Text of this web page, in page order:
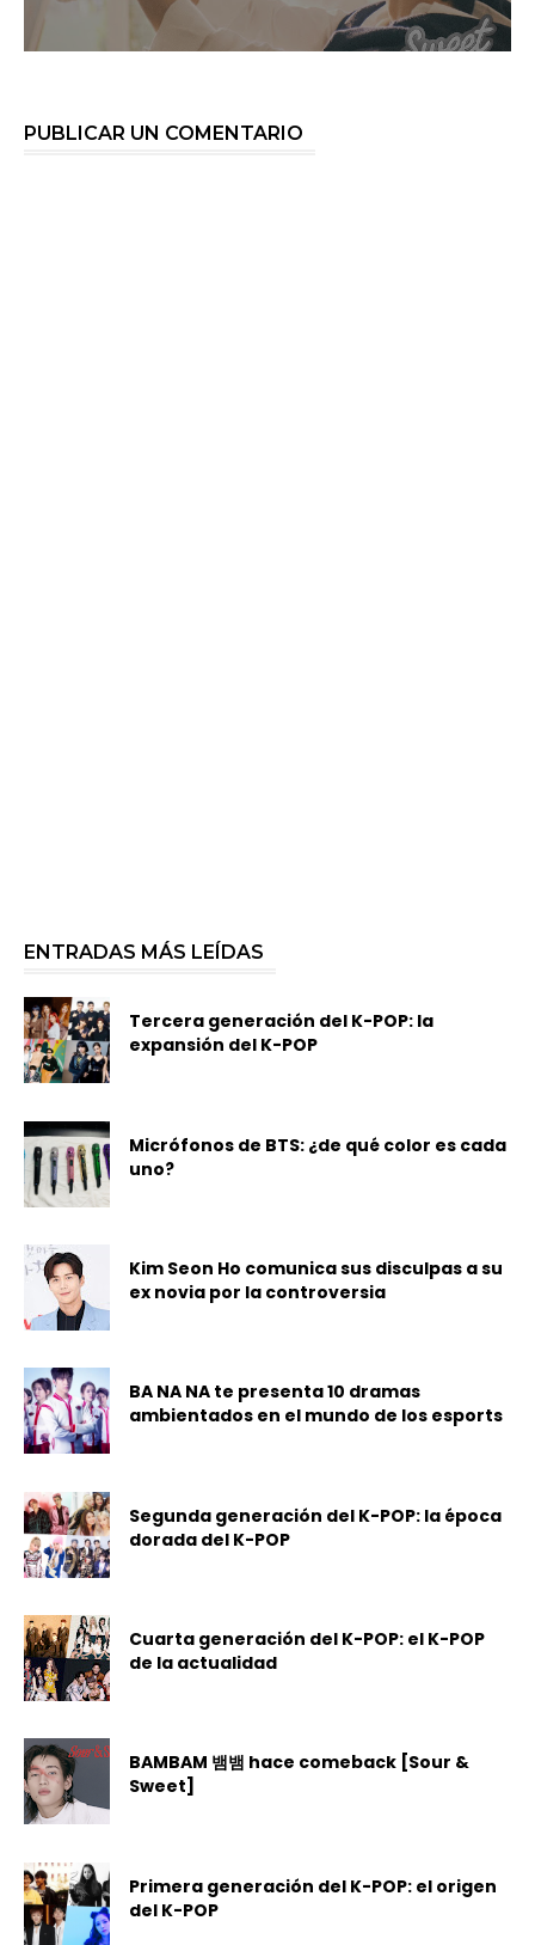
PUBLICAR UN COMENTARIO
ENTRADAS MÁS LEÍDAS
Tercera generación del K-POP: la
expansión del K-POP
Micrófonos de BTS: ¿de qué color es cada
uno?
Kim Seon Ho comunica sus disculpas a su
ex novia por la controversia
BA NA NA te presenta 10 dramas
ambientados en el mundo de los esports
Segunda generación del K-POP: la época
dorada del K-POP
Cuarta generación del K-POP: el K-POP
de la actualidad
BAMBAM 뱀뱀 hace comeback [Sour &
Sweet]
Primera generación del K-POP: el origen
del K-POP